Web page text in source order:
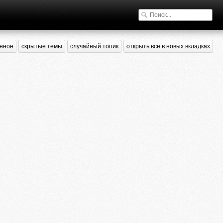
скрытые темы случайный топик открыть всё в новых вкладках